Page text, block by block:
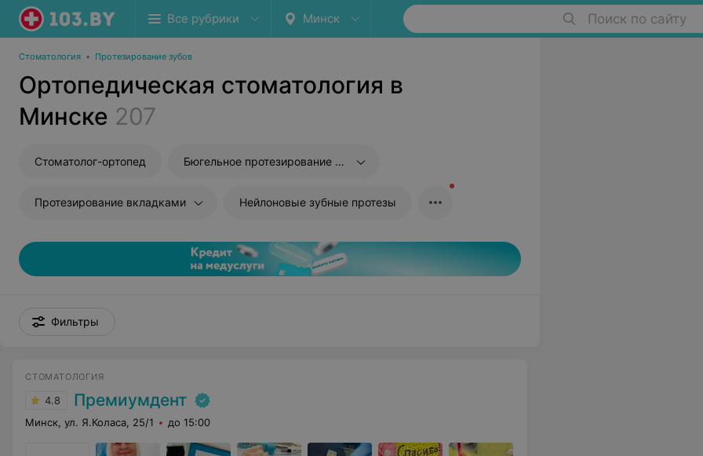
Все рубрики Минск Поиск по сайту
Стоматология • Протезирование зубов
Ортопедическая стоматология в
Минске 207
Стоматолог-ортопед Бюгельное протезирование зубов
Протезирование вкладками Нейлоновые зубные протезы
Фильтры
СТОМАТОЛОГИЯ
4.8 Премиумдент
Минск, ул. Я.Коласа, 25/1 до 15:00